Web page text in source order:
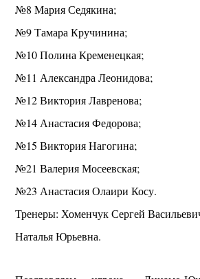
№8 Мария Седякина;
№9 Тамара Кручинина;
№10 Полина Кременецкая;
№11 Александра Леонидова;
№12 Виктория Лавренова;
№14 Анастасия Федорова;
№15 Виктория Нагогина;
№21 Валерия Мосеевская;
№23 Анастасия Олаири Косу.
Тренеры: Хоменчук Сергей
Наталья Юрьевна.